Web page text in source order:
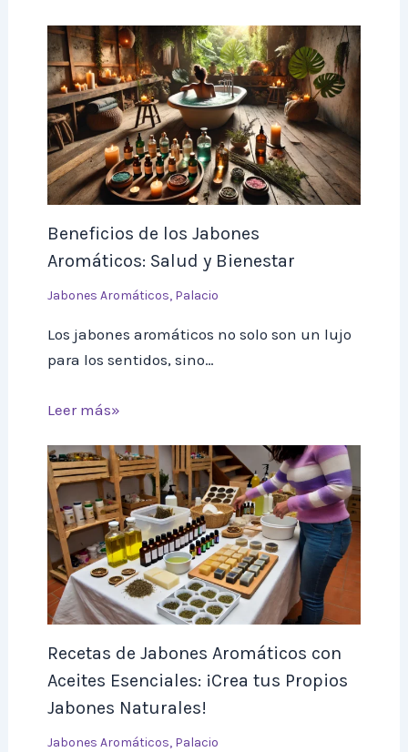
Beneficios de los Jabones
Aromáticos: Salud y Bienestar
Jabones Aromáticos, Palacio
Los jabones aromáticos no solo son un lujo
para los sentidos, sino…
Leer más»
Recetas de Jabones Aromáticos con
Aceites Esenciales: ¡Crea tus Propios
Jabones Naturales!
Jabones Aromáticos, Palacio